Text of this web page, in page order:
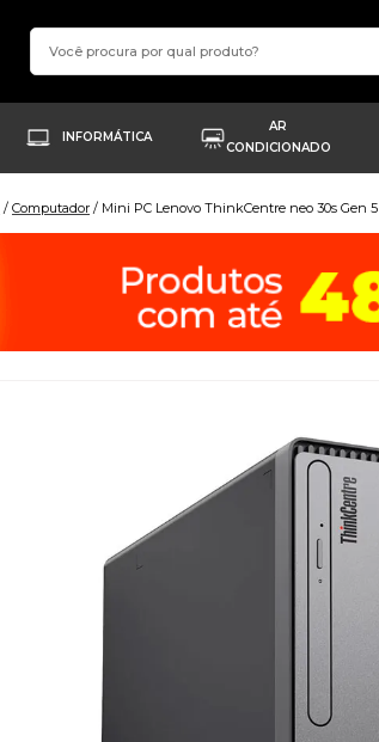
INFORMÁTICA
AR
CONDICIONADO
Computador Mini PC Lenovo ThinkCentre neo 30s Gen 5